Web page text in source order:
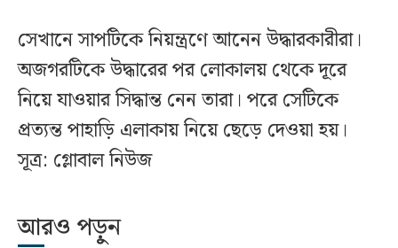
সেখানে সাপটিকে নিয়ন্ত্রণে আনেন উদ্ধারকারীরা।
অজগরটিকে উদ্ধারের পর লোকালয় থেকে দূরে
নিয়ে যাওয়ার সিদ্ধান্ত নেন তারা। পরে সেটিকে
প্রত্যন্ত পাহাড়ি এলাকায় নিয়ে ছেড়ে দেওয়া হয়।
সূত্র: গ্লোবাল নিউজ
আরও পড়ুন